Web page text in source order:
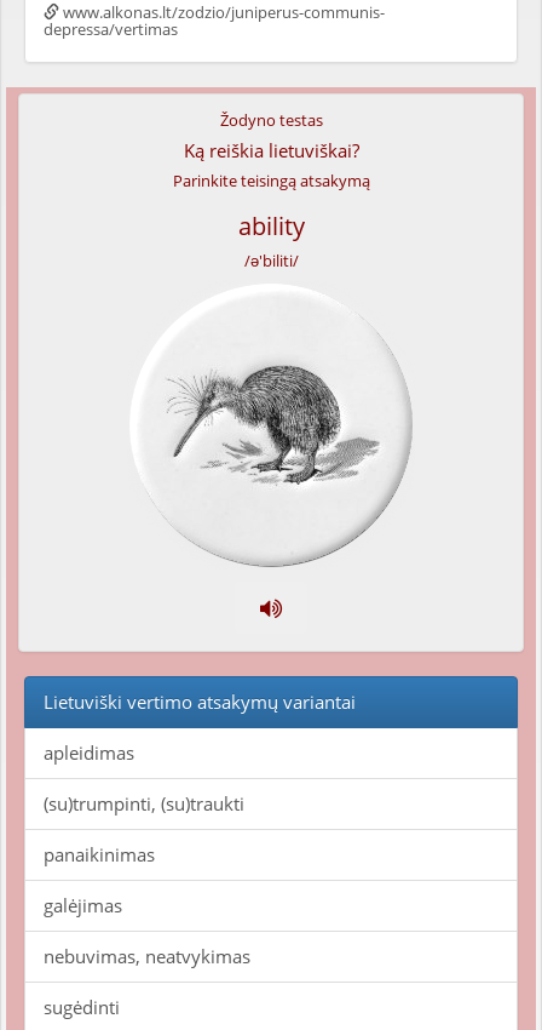
www.alkonas.lt/zodzio/juniperus-communis-
depressa/vertimas
Žodyno testas
Ką reiškia lietuviškai?
Parinkite teisingą atsakymą
ability
/ə'biliti/
Lietuviški vertimo atsakymų variantai
apleidimas
(su)trumpinti, (su)traukti
panaikinimas
galėjimas
nebuvimas, neatvykimas
sugėdinti